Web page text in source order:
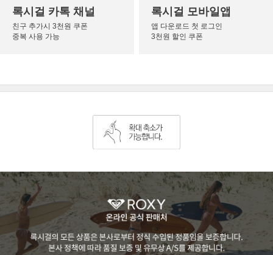
록시걸 카톡 채널
친구 추가시 3천원 쿠폰
중복 사용 가능
록시걸 모바일앱
앱 다운로드 첫 로그인
3천원 할인 쿠폰